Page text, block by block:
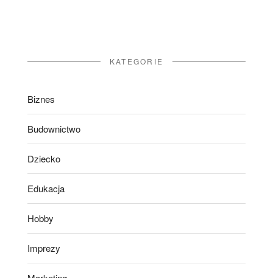
KATEGORIE
Biznes
Budownictwo
Dziecko
Edukacja
Hobby
Imprezy